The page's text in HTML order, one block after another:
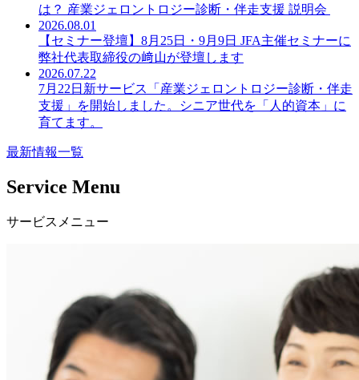
は？ 産業ジェロントロジー診断・伴走支援 説明会
2026.08.01
【セミナー登壇】8月25日・9月9日 JFA主催セミナーに
弊社代表取締役の﨑山が登壇します
2026.07.22
7月22日新サービス「産業ジェロントロジー診断・伴走
支援」を開始しました。シニア世代を「人的資本」に
育てます。
最新情報一覧
Service Menu
サービスメニュー